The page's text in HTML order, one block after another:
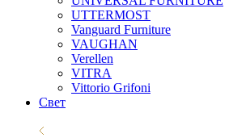
UTTERMOST
Vanguard Furniture
VAUGHAN
Verellen
VITRA
Vittorio Grifoni
Свет